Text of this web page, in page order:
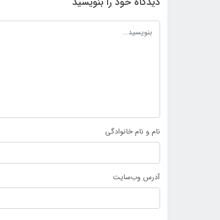
نام و نام خانوادگی
آدرس وب‌سایت